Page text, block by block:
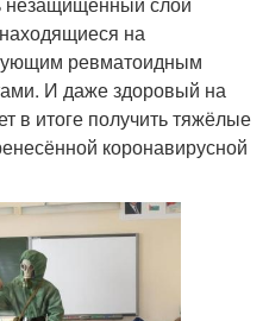
на
ревматоидным
И даже здоровый на
в итоге получить тяжёлые
коронавирусной